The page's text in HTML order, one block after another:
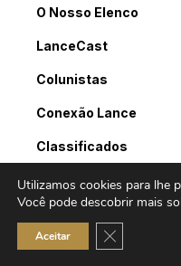
O Nosso Elenco
LanceCast
Colunistas
Conexão Lance
Classificados
Contato
Utilizamos cookies para lhe
Você pode descobrir mais
Aceitar Close GDPR